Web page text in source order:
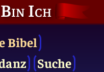
Ich
Bibel
Suche